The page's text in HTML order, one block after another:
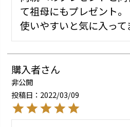
て祖母にもプレゼント。
使いやすいと気に入って
購入者
非公開
投稿日
2022/03/09